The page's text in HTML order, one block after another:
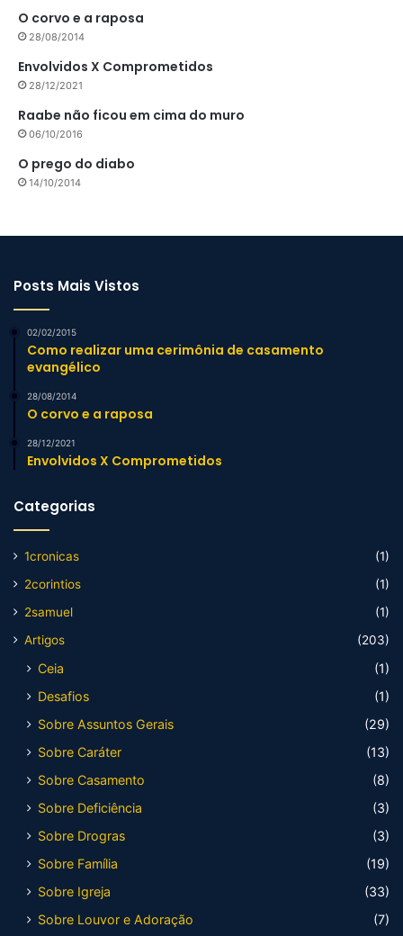
O corvo e a raposa
28/08/2014
Envolvidos X Comprometidos
28/12/2021
Raabe não ficou em cima do muro
06/10/2016
O prego do diabo
14/10/2014
Posts Mais Vistos
02/02/2015
Como realizar uma cerimônia de casamento
evangélico
28/08/2014
O corvo e a raposa
28/12/2021
Envolvidos X Comprometidos
Categorias
1cronicas
(1)
2corintios
(1)
2samuel
(1)
Artigos
(203)
Ceia
(1)
Desafios
(1)
Sobre Assuntos Gerais
(29)
Sobre Caráter
(13)
Sobre Casamento
(8)
Sobre Deficiência
(3)
Sobre Drogras
(3)
Sobre Família
(19)
Sobre Igreja
(33)
Sobre Louvor e Adoração
(7)